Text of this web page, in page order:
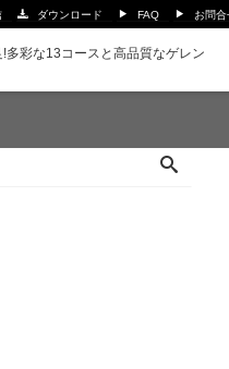
ダウンロード FAQ お問合
彩な13コースと高品質なゲレン